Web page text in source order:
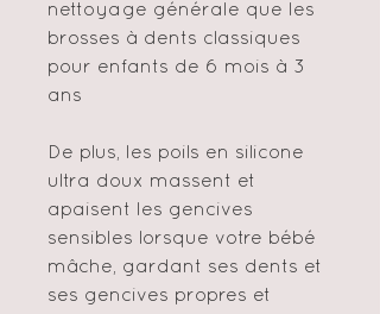
nettoyage générale que les
brosses à dents classiques
pour enfants de 6 mois à 3
ans
De plus, les poils en silicone
ultra doux massent et
apaisent les gencives
sensibles lorsque votre bébé
mâche, gardant ses dents et
ses gencives propres et